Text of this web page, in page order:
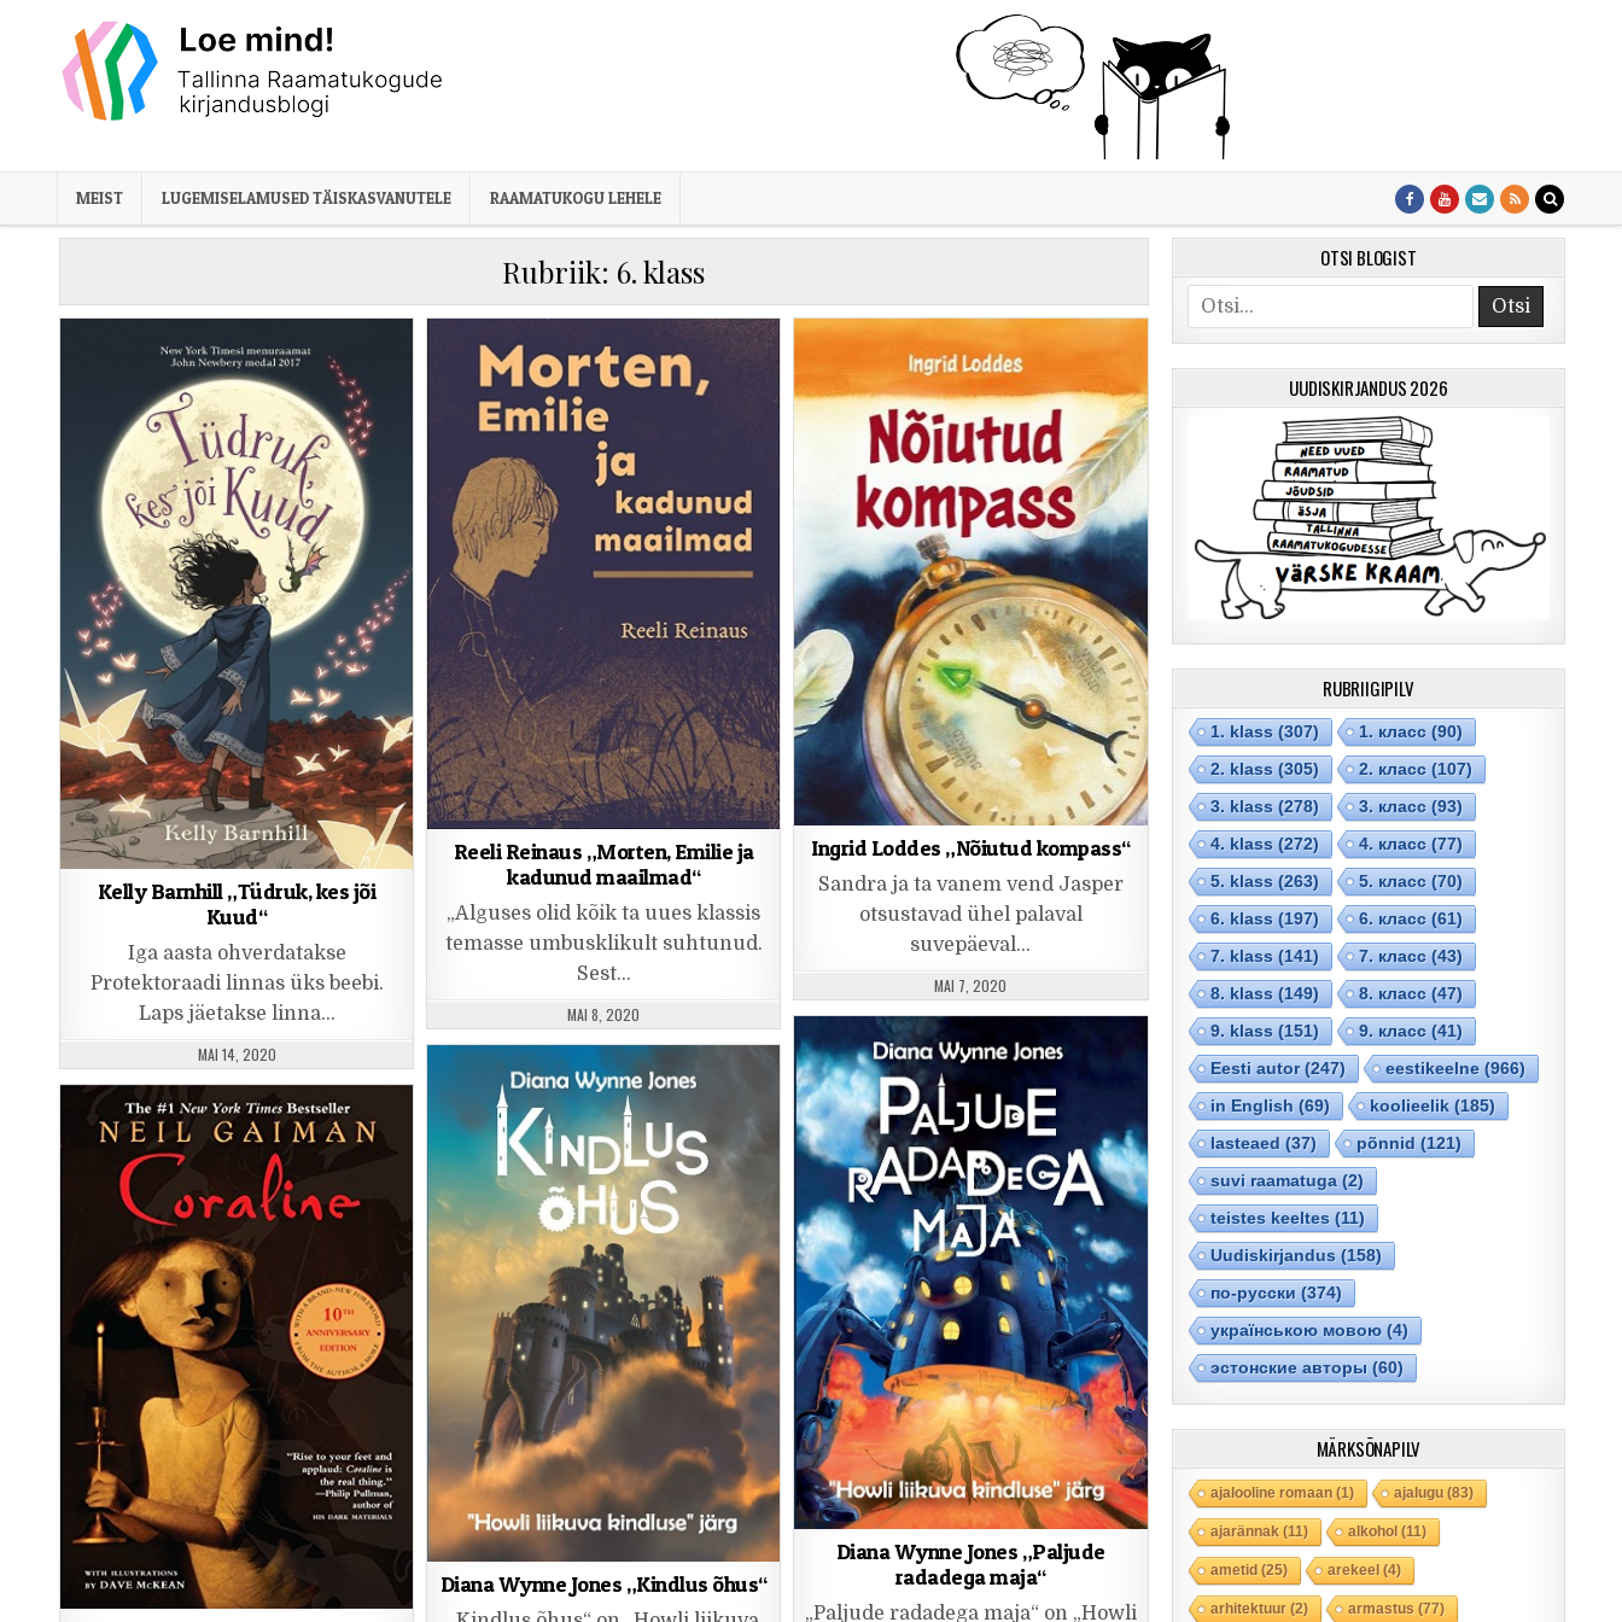
MEIST LUGEMISELAMUSED TÄISKASVANUTELE RAAMATUKOGU LEHELE
Rubriik: 6. klass
Kelly Barnhill „Tüdruk, kes jõi
Kuud“
Iga aasta ohverdatakse
Protektoraadi linnas üks beebi.
Laps jäetakse linna…
PUBLISHED DATE:
MAI 14, 2020
Reeli Reinaus „Morten, Emilie ja
kadunud maailmad“
„Alguses olid kõik ta uues klassis
temasse umbusklikult suhtunud.
Sest…
PUBLISHED DATE:
MAI 8, 2020
Ingrid Loddes „Nõiutud kompass“
Sandra ja ta vanem vend Jasper
otsustavad ühel palaval
suvepäeval…
PUBLISHED DATE:
MAI 7, 2020
Diana Wynne Jones „Paljude
radadega maja“
„Paljude radadega maja“ on „Howli
Diana Wynne Jones „Kindlus õhus“
OTSI BLOGIST
Otsi
UUDISKIRJANDUS 2026
RUBRIIGIPILV
1. klass(307) 1. класс(90)
2. klass(305) 2. класс(107)
3. klass(278) 3. класс(93)
4. klass(272) 4. класс(77)
5. klass(263) 5. класс(70)
6. klass(197) 6. класс(61)
7. klass(141) 7. класс(43)
8. klass(149) 8. класс(47)
9. klass(151) 9. класс(41)
Eesti autor(247) eestikeelne(966)
in English (69) koolieelik(185)
lasteaed (37) põnnid (121)
suvi raamatuga(2)
teistes keeltes(11)
Uudiskirjandus(158)
по-русски (374)
українською мовою(4)
эстонские авторы(60)
MÄRKSÕNAPILV
ajalooline romaan(1) ajalugu(83)
ajarännak(11) alkohol(11)
ametid(25) arekeel(4)
arhitektuur(2) armastus(77)